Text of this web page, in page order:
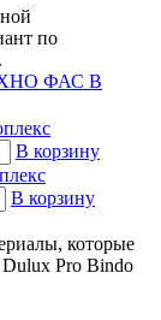
по
ФАС В
В корзину
В корзину
которые
Dulux Pro Bindo